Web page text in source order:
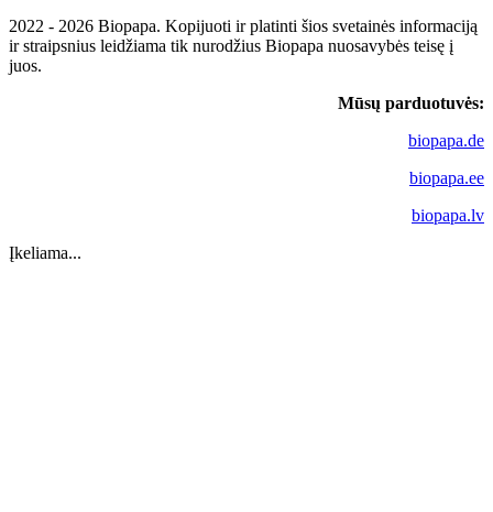
2022 - 2026 Biopapa. Kopijuoti ir platinti šios svetainės informaciją
ir straipsnius leidžiama tik nurodžius Biopapa nuosavybės teisę į
juos.
Mūsų parduotuvės:
biopapa.de
biopapa.ee
biopapa.lv
Įkeliama...